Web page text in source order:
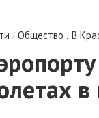
/Общество ,В